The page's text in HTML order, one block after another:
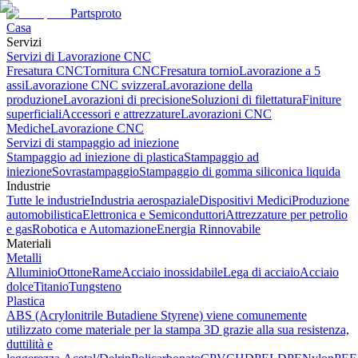
Partsproto
Casa
Servizi
Servizi di Lavorazione CNC
Fresatura CNCTornitura CNCFresatura tornioLavorazione a 5
assiLavorazione CNC svizzeraLavorazione della
produzioneLavorazioni di precisioneSoluzioni di filettaturaFiniture
superficialiAccessori e attrezzatureLavorazioni CNC
MedicheLavorazione CNC
Servizi di stampaggio ad iniezione
Stampaggio ad iniezione di plasticaStampaggio ad
iniezioneSovrastampaggioStampaggio di gomma siliconica liquida
Industrie
Tutte le industrieIndustria aerospazialeDispositivi MediciProduzione
automobilisticaElettronica e SemiconduttoriAttrezzature per petrolio
e gasRobotica e AutomazioneEnergia Rinnovabile
Materiali
Metalli
AlluminioOttoneRameAcciaio inossidabileLega di acciaioAcciaio
dolceTitanioTungsteno
Plastica
ABS (Acrylonitrile Butadiene Styrene) viene comunemente
utilizzato come materiale per la stampa 3D grazie alla sua resistenza,
duttilità e